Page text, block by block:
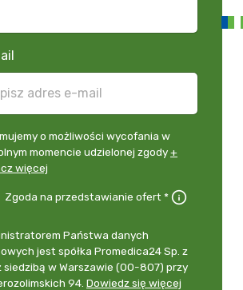
o możliwości wycofania w
momencie udzielonej zgody+
więcej
Zgoda na przedstawianie ofert *
Państwa danych
jest spółka Promedica24 Sp. z
siedzibą w Warszawie (00-807) przy
94. Dowiedz się więcej